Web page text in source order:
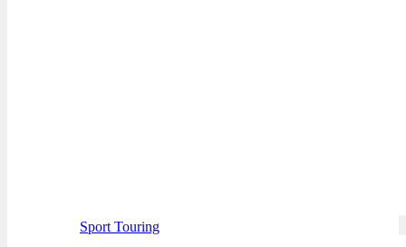
Sport Touring